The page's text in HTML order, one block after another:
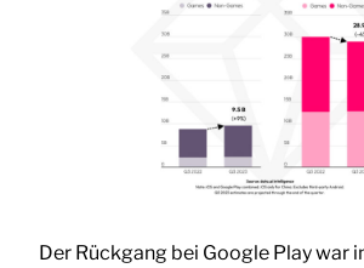
Der Rückgang bei Google Play war